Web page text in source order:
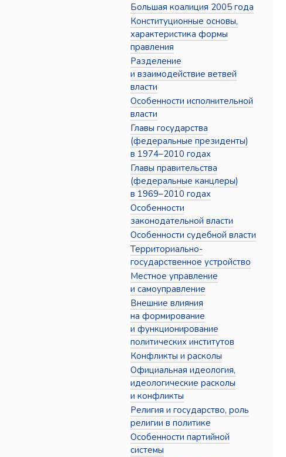
Большая коалиция 2005 года
Конституционные основы,
характеристика формы
правления
Разделение
и взаимодействие ветвей
власти
Особенности исполнительной
власти
Главы государства
(федеральные президенты)
в 1974–2010 годах
Главы правительства
(федеральные канцлеры)
в 1969–2010 годах
Особенности
законодательной власти
Особенности судебной власти
Территориально-
государственное устройство
Местное управление
и самоуправление
Внешние влияния
на формирование
и функционирование
политических институтов
Конфликты и расколы
Официальная идеология,
идеологические расколы
и конфликты
Религия и государство, роль
религии в политике
Особенности партийной
системы